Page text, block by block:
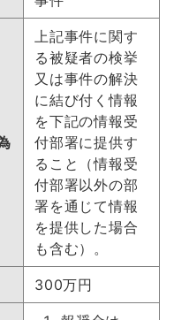
上記事件に関す
る被疑者の検挙
又は事件の解決
に結び付く情報
を下記の情報受
付部署に提供す
ること（情報受
付部署以外の部
署を通じて情報
を提供した場合
も含む）。
300万円